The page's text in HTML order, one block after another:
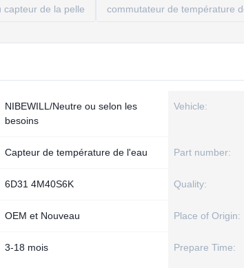
capteur de la pelle commutateur de température
NIBEWILL/Neutre ou selon les
besoins
Vehicle:
Capteur de température de l'eau Part number:
6D31 4M40S6K Quality:
OEM et Nouveau Place of Origin:
3-18 mois Prepare Time: